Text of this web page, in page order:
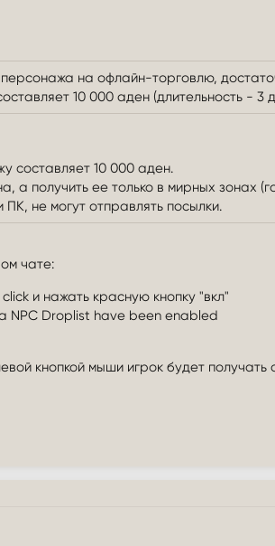
на офлайн-торговлю,
10 000 аден (длительность - 3
составляет 10 000 аден.
а получить ее только в мирных зонах
не могут отправлять посылки.
чате:
и нажать красную кнопку "вкл"
NPC Droplist have been enabled
кнопкой мыши игрок будет